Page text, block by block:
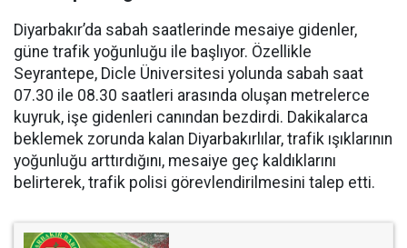
Diyarbakır’da sabah saatlerinde mesaiye gidenler,
güne trafik yoğunluğu ile başlıyor. Özellikle
Seyrantepe, Dicle Üniversitesi yolunda sabah saat
07.30 ile 08.30 saatleri arasında oluşan metrelerce
kuyruk, işe gidenleri canından bezdirdi. Dakikalarca
beklemek zorunda kalan Diyarbakırlılar, trafik ışıklarının
yoğunluğu arttırdığını, mesaiye geç kaldıklarını
belirterek, trafik polisi görevlendirilmesini talep etti.